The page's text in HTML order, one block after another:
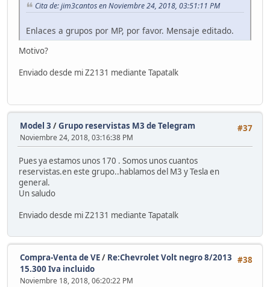
Cita de: jim3cantos en Noviembre 24, 2018, 03:51:11 PM
Enlaces a grupos por MP, por favor. Mensaje editado.
Motivo?
Enviado desde mi Z2131 mediante Tapatalk
#37
Model 3 /Grupo reservistas M3 de Telegram
Noviembre 24, 2018, 03:16:38 PM
Pues ya estamos unos 170 . Somos unos cuantos
reservistas.en este grupo..hablamos del M3 y Tesla en
general.
Un saludo
Enviado desde mi Z2131 mediante Tapatalk
#38
Compra-Venta de VE/ Re:Chevrolet Volt negro 8/2013
15.300 Iva incluido
Noviembre 18, 2018, 06:20:22 PM